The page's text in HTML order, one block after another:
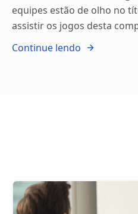
equipes estão de olho no
assistir os jogos desta
Continue lendo